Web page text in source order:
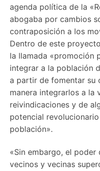
agenda política de la
abogaba por cambios
contraposición a los
Dentro de este
la llamada «promoción
integrar a la población
a partir de fomentar su
manera integrarlos a la
reivindicaciones y de
potencial
población».
«Sin embargo, el
vecinos y vecinas